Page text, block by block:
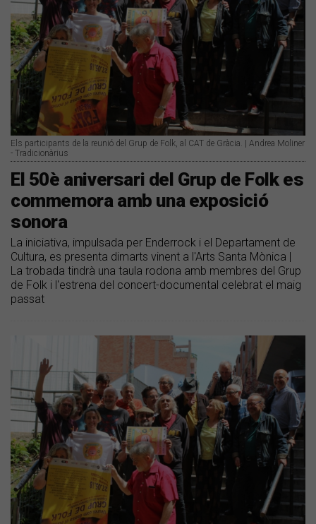
Els participants de la reunió del Grup de Folk, al CAT de Gràcia. | Andrea Moliner
- Tradicionàrius
El 50è aniversari del Grup de Folk es
commemora amb una exposició
sonora
La iniciativa, impulsada per Enderrock i el Departament de
Cultura, es presenta dimarts vinent a l'Arts Santa Mònica |
La trobada tindrà una taula rodona amb membres del Grup
de Folk i l'estrena del concert-documental celebrat el maig
passat